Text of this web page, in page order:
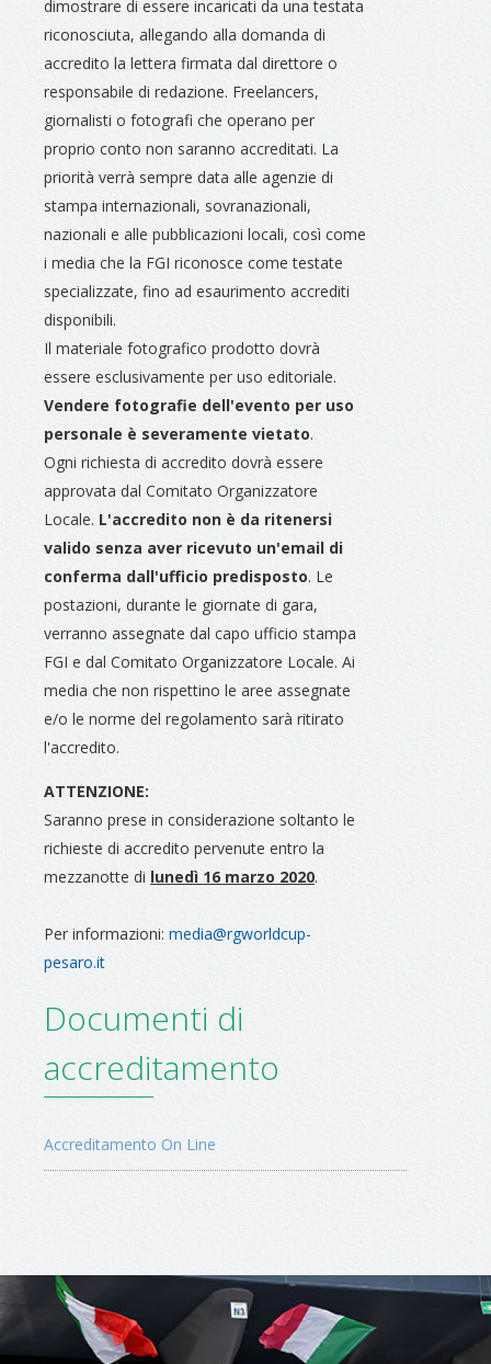
dimostrare di essere incaricati da una testata
riconosciuta, allegando alla domanda di
accredito la lettera firmata dal direttore o
responsabile di redazione. Freelancers,
giornalisti o fotografi che operano per
proprio conto non saranno accreditati. La
priorità verrà sempre data alle agenzie di
stampa internazionali, sovranazionali,
nazionali e alle pubblicazioni locali, così come
i media che la FGI riconosce come testate
specializzate, fino ad esaurimento accrediti
disponibili.
Il materiale fotografico prodotto dovrà
essere esclusivamente per uso editoriale.
Vendere fotografie dell'evento per uso
personale è severamente vietato.
Ogni richiesta di accredito dovrà essere
approvata dal Comitato Organizzatore
Locale. L'accredito non è da ritenersi
valido senza aver ricevuto un'email di
conferma dall'ufficio predisposto. Le
postazioni, durante le giornate di gara,
verranno assegnate dal capo ufficio stampa
FGI e dal Comitato Organizzatore Locale. Ai
media che non rispettino le aree assegnate
e/o le norme del regolamento sarà ritirato
l'accredito.
ATTENZIONE:
Saranno prese in considerazione soltanto le
richieste di accredito pervenute entro la
mezzanotte di lunedì 16 marzo 2020.
Per informazioni: media@rgworldcup-
pesaro.it
Documenti di
accreditamento
Accreditamento On Line